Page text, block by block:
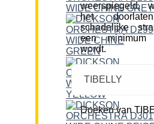
weerspiegeld,
het
schadelijke
een minimum
wordt.
TIBELLY
Doeken van